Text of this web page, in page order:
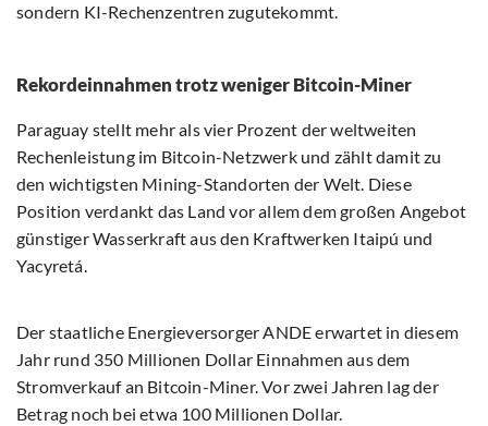
sondern KI-Rechenzentren zugutekommt.
Rekordeinnahmen trotz weniger Bitcoin-Miner
Paraguay stellt mehr als vier Prozent der weltweiten
Rechenleistung im Bitcoin-Netzwerk und zählt damit zu
den wichtigsten Mining-Standorten der Welt. Diese
Position verdankt das Land vor allem dem großen Angebot
günstiger Wasserkraft aus den Kraftwerken Itaipú und
Yacyretá.
Der staatliche Energieversorger ANDE erwartet in diesem
Jahr rund 350 Millionen Dollar Einnahmen aus dem
Stromverkauf an Bitcoin-Miner. Vor zwei Jahren lag der
Betrag noch bei etwa 100 Millionen Dollar.